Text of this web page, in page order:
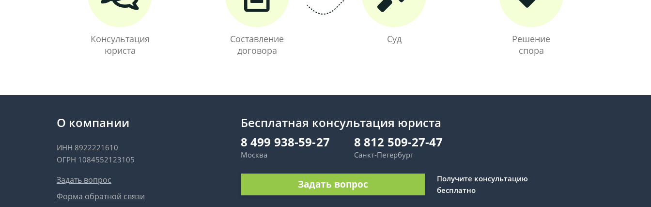
Консультация
юриста
Составление
договора
Суд
Решение
спора
О компании
ИНН 8922221610
ОГРН 1084552123105
Задать вопрос
Форма обратной связи
Бесплатная консультация юриста
8 499 938-59-27
Москва
8 812 509-27-47
Санкт-Петербург
Задать вопрос
Получите консультацию
бесплатно